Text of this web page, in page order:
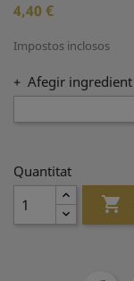
4,40 €
Impostos inclosos
+ Afegir ingredient
Quantitat
